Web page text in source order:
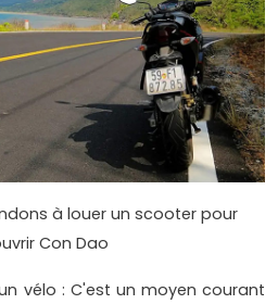
à louer un scooter pour
Con Dao
vélo : C'est un moyen courant